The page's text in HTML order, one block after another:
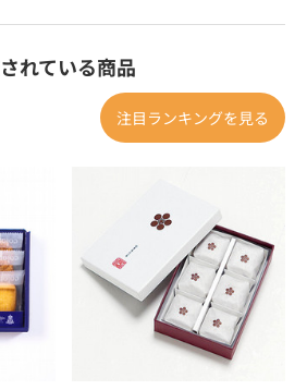
れている商品
注目ランキングを見る